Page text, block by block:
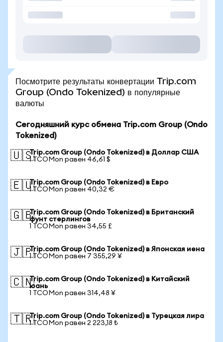
Посмотрите результаты конвертации Trip.com
Group (Ondo Tokenized) в популярные
валюты
Сегодняшний курс обмена Trip.com Group (Ondo
Tokenized)
🇺🇸Trip.com Group (Ondo Tokenized) в Доллар США
1 TCOMon равен 46,61 $
🇪🇺Trip.com Group (Ondo Tokenized) в Евро
1 TCOMon равен 40,32 €
🇬🇧Trip.com Group (Ondo Tokenized) в Британский
фунт стерлингов
1 TCOMon равен 34,55 £
🇯🇵Trip.com Group (Ondo Tokenized) в Японская иена
1 TCOMon равен 7 355,29 ¥
🇨🇳Trip.com Group (Ondo Tokenized) в Китайский
юань
1 TCOMon равен 314,48 ¥
🇹🇷Trip.com Group (Ondo Tokenized) в Турецкая лира
1 TCOMon равен 2 223,18 ₺